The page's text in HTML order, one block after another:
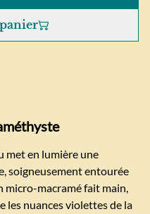
met en lumière une
soigneusement entourée
micro-macramé fait main,
les nuances violettes de la